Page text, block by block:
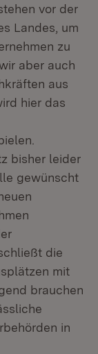
vor der
Landes, um
zu
aber auch
aus
hier das
bisher leider
gewünscht
die
mit
brauchen
in